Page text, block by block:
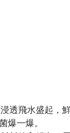
透飛水盛起，
爆一爆。